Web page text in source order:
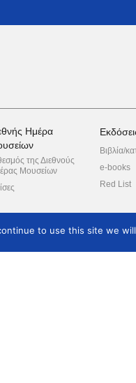
Ημέρα
της Διεθνούς
Μουσείων
Βιβλία/
e-books
Red List
to use this site we